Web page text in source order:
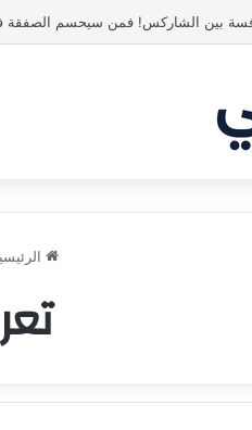
بين الشاركس! فمن سيحسم الصفقة